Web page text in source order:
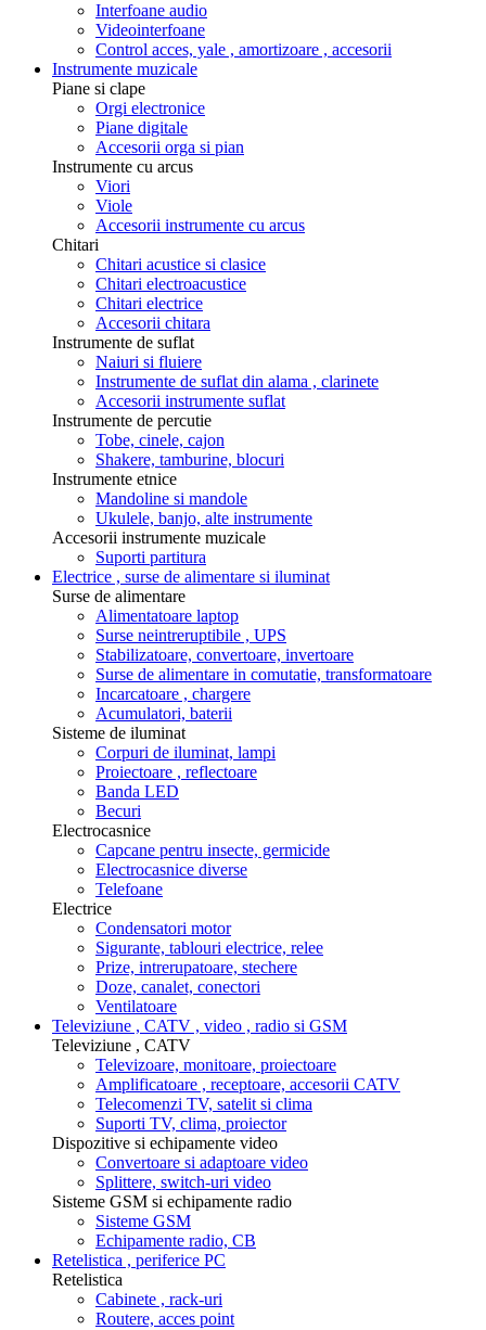
Interfoane audio
Videointerfoane
Control acces, yale , amortizoare , accesorii
Instrumente muzicale
Piane si clape
Orgi electronice
Piane digitale
Accesorii orga si pian
Instrumente cu arcus
Viori
Viole
Accesorii instrumente cu arcus
Chitari
Chitari acustice si clasice
Chitari electroacustice
Chitari electrice
Accesorii chitara
Instrumente de suflat
Naiuri si fluiere
Instrumente de suflat din alama , clarinete
Accesorii instrumente suflat
Instrumente de percutie
Tobe, cinele, cajon
Shakere, tamburine, blocuri
Instrumente etnice
Mandoline si mandole
Ukulele, banjo, alte instrumente
Accesorii instrumente muzicale
Suporti partitura
Electrice , surse de alimentare si iluminat
Surse de alimentare
Alimentatoare laptop
Surse neintreruptibile , UPS
Stabilizatoare, convertoare, invertoare
Surse de alimentare in comutatie, transformatoare
Incarcatoare , chargere
Acumulatori, baterii
Sisteme de iluminat
Corpuri de iluminat, lampi
Proiectoare , reflectoare
Banda LED
Becuri
Electrocasnice
Capcane pentru insecte, germicide
Electrocasnice diverse
Telefoane
Electrice
Condensatori motor
Sigurante, tablouri electrice, relee
Prize, intrerupatoare, stechere
Doze, canalet, conectori
Ventilatoare
Televiziune , CATV , video , radio si GSM
Televiziune , CATV
Televizoare, monitoare, proiectoare
Amplificatoare , receptoare, accesorii CATV
Telecomenzi TV, satelit si clima
Suporti TV, clima, proiector
Dispozitive si echipamente video
Convertoare si adaptoare video
Splittere, switch-uri video
Sisteme GSM si echipamente radio
Sisteme GSM
Echipamente radio, CB
Retelistica , periferice PC
Retelistica
Cabinete , rack-uri
Routere, acces point